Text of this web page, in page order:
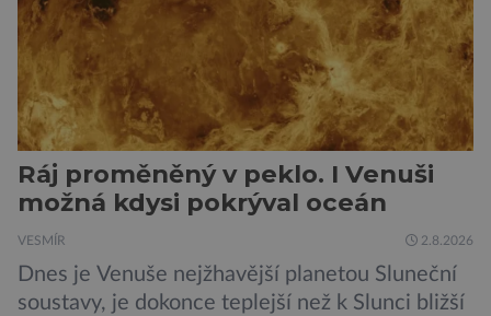
Ráj proměněný v peklo. I Venuši
možná kdysi pokrýval oceán
VESMÍR 2.8.2026
Dnes je Venuše nejžhavější planetou Sluneční
soustavy, je dokonce teplejší než k Slunci bližší